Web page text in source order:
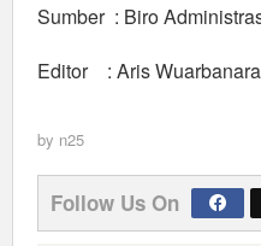
Sumber : Biro
Editor : Aris
by n25
Follow Us On